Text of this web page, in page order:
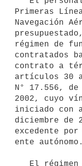
Primeras
Navegación
régimen de
contratados
contrato a
artículos 30
N° 17.556,
2002, cuyo
iniciado con
diciembre de
excedente
ente autónomo.